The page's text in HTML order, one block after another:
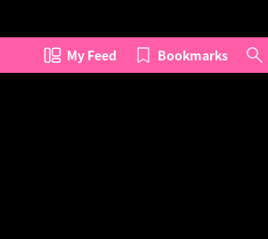
My Feed Bookmarks